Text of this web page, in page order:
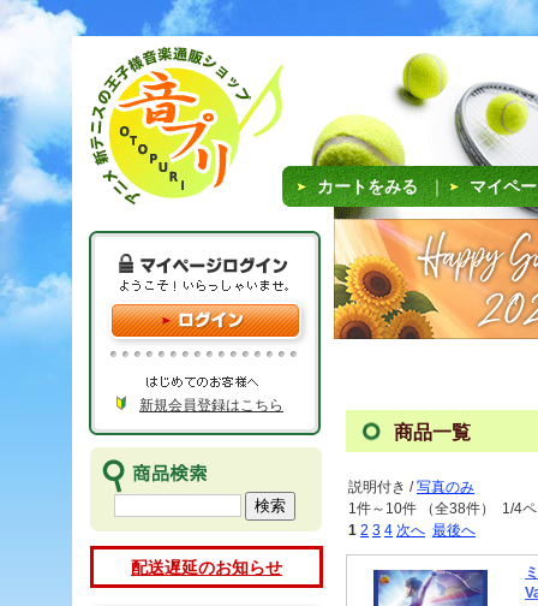
カートをみる ｜ マイペ
新規会員登録はこちら
配送遅延のお知らせ
商品一覧
説明付き /写真のみ
1件～10件 （全38件） 1/4
1 2 3 4 次へ 最後へ